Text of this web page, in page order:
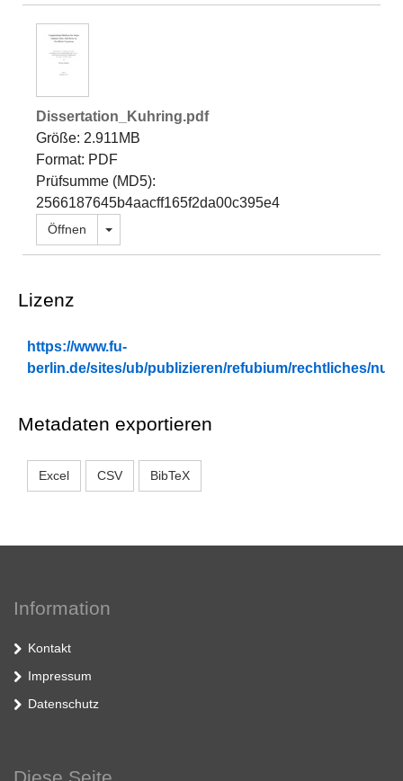
Dissertation_Kuhring.pdf
Größe: 2.911MB
Format: PDF
Prüfsumme (MD5):
2566187645b4aacff165f2da00c395e4
Öffnen Dropdown öffnen
Lizenz
https://www.fu-
berlin.de/sites/ub/publizieren/refubium/rechtliches/
Metadaten exportieren
Excel CSV BibTeX
Information
Kontakt
Impressum
Datenschutz
Diese Seite